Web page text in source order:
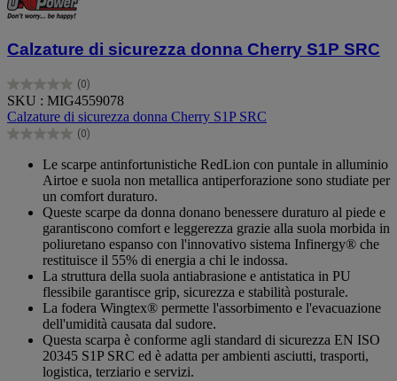
Calzature di sicurezza donna Cherry S1P SRC
(0)
0.0
su
5
stelle.
SKU : MIG4559078
Calzature di sicurezza donna Cherry S1P SRC
(0)
0.0
Le scarpe antinfortunistiche RedLion con puntale in alluminio
Airtoe e suola non metallica antiperforazione sono studiate per
un comfort duraturo.
Queste scarpe da donna donano benessere duraturo al piede e
garantiscono comfort e leggerezza grazie alla suola morbida in
poliuretano espanso con l'innovativo sistema Infinergy® che
restituisce il 55% di energia a chi le indossa.
La struttura della suola antiabrasione e antistatica in PU
flessibile garantisce grip, sicurezza e stabilità posturale.
La fodera Wingtex® permette l'assorbimento e l'evacuazione
dell'umidità causata dal sudore.
Questa scarpa è conforme agli standard di sicurezza EN ISO
20345 S1P SRC ed è adatta per ambienti asciutti, trasporti,
logistica, terziario e servizi.